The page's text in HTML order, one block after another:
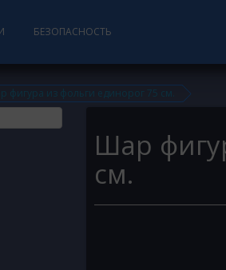
БЕЗОПАСНОСТЬ
фигура из фольги единорог 75 см.
Шар
см.